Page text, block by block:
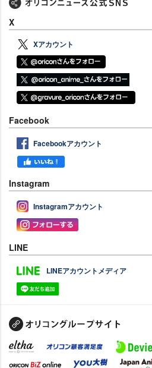
X
Xアカウント
Facebook
Facebookアカウント
Instagram
Instagramアカウント
LINE
LINEアカウントメディア